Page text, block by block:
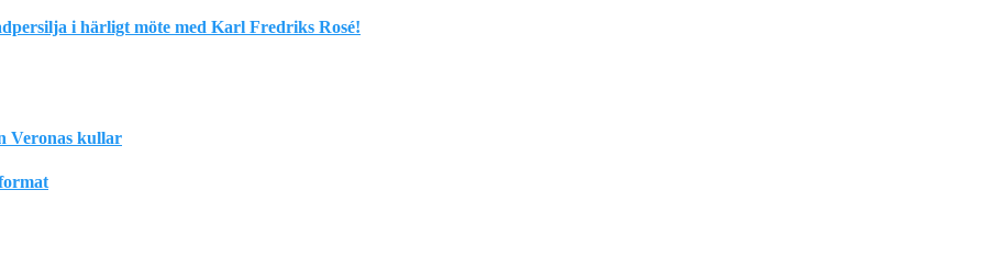
i härligt möte med Karl Fredriks Rosé!
Veronas kullar